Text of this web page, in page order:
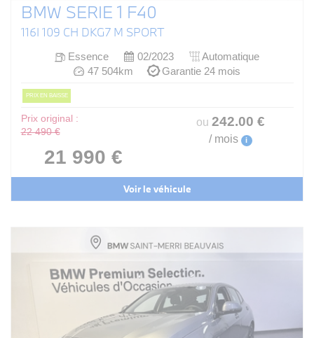
BMW SERIE 1 F40
116I 109 CH DKG7 M SPORT
Essence 02/2023
Automatique
47 504km
Garantie 24 mois
PRIX EN BAISSE
Prix original :
22 490 €
21 990 €
ou 242.00 €
/ mois i
Voir le véhicule